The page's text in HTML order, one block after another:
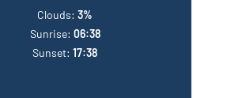
Clouds: 3%
Sunrise: 06:38
Sunset: 17:38